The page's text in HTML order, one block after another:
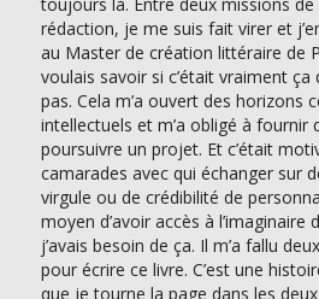
rédaction, je me suis fait virer et
au Master de création littéraire de
voulais savoir si c’était vraiment
pas. Cela m’a ouvert des horizons
intellectuels et m’a obligé à fournir
poursuivre un projet. Et c’était
camarades avec qui échanger sur
virgule ou de crédibilité de
moyen d’avoir accès à l’imaginaire
j’avais besoin de ça. Il m’a fallu
pour écrire ce livre. C’est une
que je tourne la page dans les